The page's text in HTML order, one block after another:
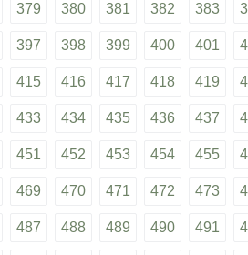
379 380 381 382 383
397 398 399 400 401
415 416 417 418 419
433 434 435 436 437
451 452 453 454 455
469 470 471 472 473
487 488 489 490 491